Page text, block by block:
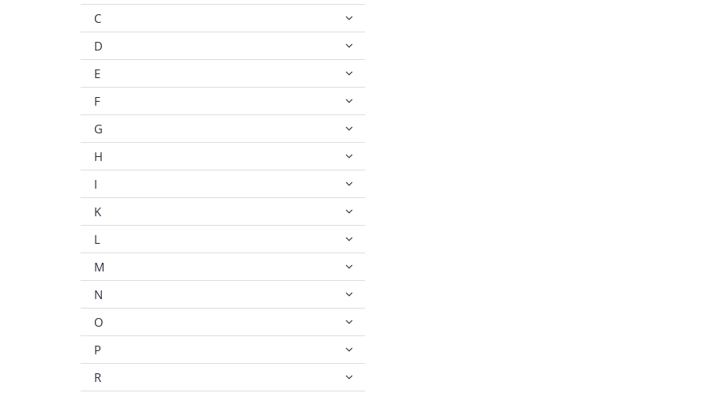
C
D
E
F
G
H
I
K
L
M
N
O
P
R